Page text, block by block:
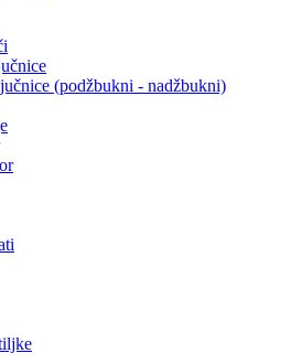
(podžbukni - nadžbukni)